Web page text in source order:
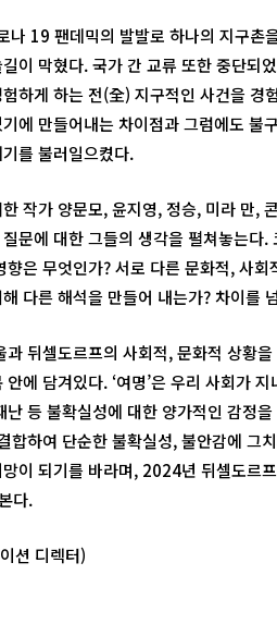
19 팬데믹의 발발로 하나의 지구촌
이 막혔다. 국가 간 교류 또한 중단되
하게 하는 전(全) 지구적인 사건을 경
에 만들어내는 차이점과 그럼에도 불
를 불러일으켰다.
작가 양문모, 윤지영, 정승, 미라 만,
문에 대한 그들의 생각을 펼쳐놓는
향은 무엇인가? 서로 다른 문화적, 사
다른 해석을 만들어 내는가? 차이를
과 뒤셀도르프의 사회적, 문화적 상황
안에 담겨있다. ‘여명’은 우리 사회가
등 불확실성에 대한 양가적인 감정
합하여 단순한 불확실성, 불안감에
망이 되기를 바라며, 2024년 뒤셀도
다.
션 디렉터)